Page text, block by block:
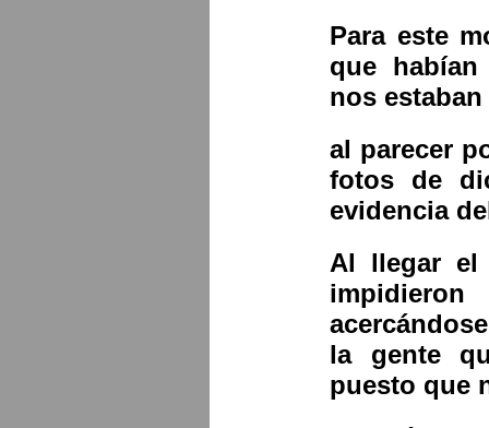
Para este
que
nos
al parecer
fotos de
evidencia
Al llegar el
la gente
puesto que